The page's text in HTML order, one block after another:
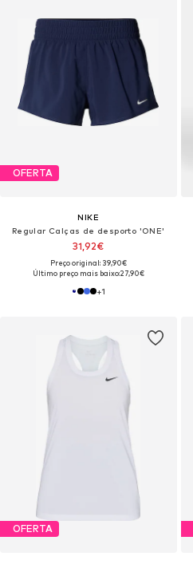
OFERTA
NIKE
Regular Calças de desporto 'ONE'
31,92€
Preço original: 39,90€
Último preço mais baixo:27,90€
+1
OFERTA